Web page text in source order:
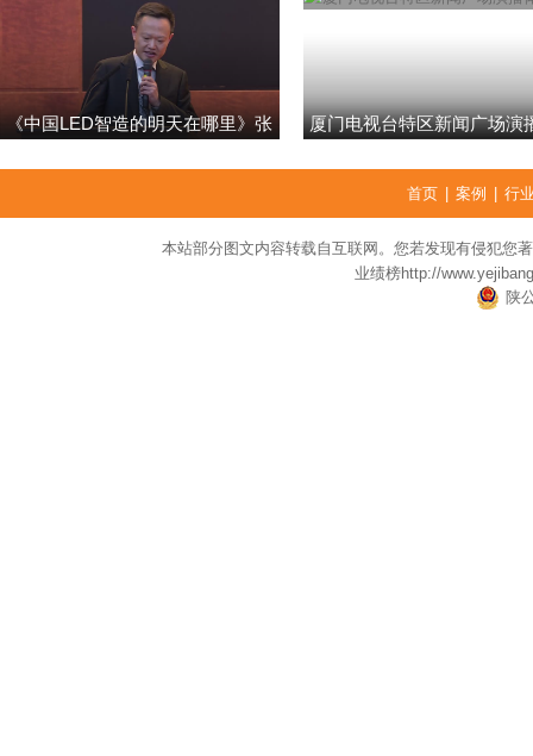
《中国LED智造的明天在哪里》张
厦门电视台特区新闻广场演
首页 案例 行
本站部分图文内容转载自互联网。您若发现有侵犯您
业绩榜http://
陕